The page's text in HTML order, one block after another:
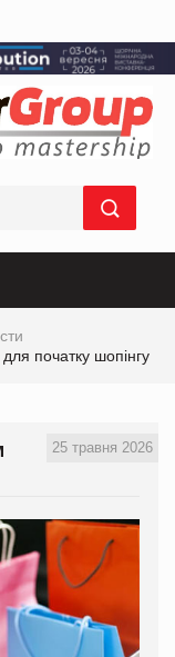
початку шопінгу
25 травня 2026